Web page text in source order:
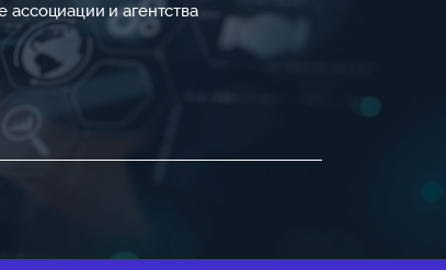
ассоциации и агентства